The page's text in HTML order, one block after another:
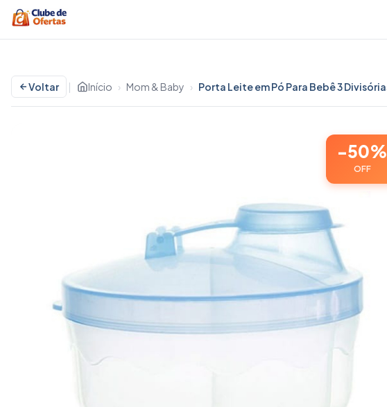
Voltar | Início › Mom & Baby ›
-50%
OFF